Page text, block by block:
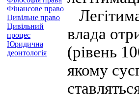
Фінансове право
Цивільне право
Цивільний
процес
Юридична
деонтологія
влада
(рівень
якому